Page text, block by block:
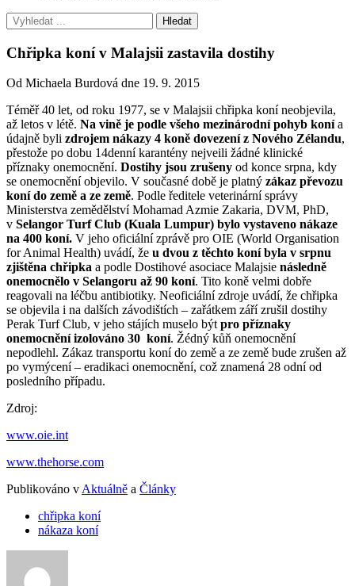
Chřipka koní v Malajsii zastavila dostihy
Od Michaela Burdová dne 19. 9. 2015
Téměř 40 let, od roku 1977, se v Malajsii chřipka koní neobjevila,
až letos v létě. Na vině je podle všeho mezinárodní pohyb konía
údajně byli zdrojem nákazy 4 koně dovezení z Nového Zélandu,
přestože po dobu 14denní karantény nejveili žádné klinické
příznaky onemocnění. Dostihy jsou zrušeny od konce srpna, kdy
se onemocnění objevilo. V současné době je platný zákaz převozu
koní do země a ze země. Podle ředitele veterinární správy
Ministerstva zemědělství Mohamad Azmie Zakaria, DVM, PhD,
v Selangor Turf Club (Kuala Lumpur) bylo vystaveno nákaze
na 400 koní. V jeho oficiální zprávě pro OIE (World Organisation
for Animal Health) uvádí, že u dvou z těchto koní byla v srpnu
zjištěna chřipka a podle Dostihové asociace Malajsie následně
onemocnělo v Selangoru až 90 koní. Tito koně velmi dobře
reagovali na léčbu antibiotiky. Neoficiální zdroje uvádí, že chřipka
se objevila i na dalších závodištích – zařátkem září zrušil dostihy
Perak Turf Club, v jeho stájích muselo být pro příznaky
onemocnění izolováno 30 koní. Žédný kůň onemocnění
nepodlehl. Zákaz transportu koní do země a ze země bude zrušen až
po vymýcení – eradikaci onemocnění, což znamená 28 odní od
posledního případu.
Zdroj:
www.oie.int
www.thehorse.com
Publikováno v Aktuálně a Články
chřipka koní
nákaza koní